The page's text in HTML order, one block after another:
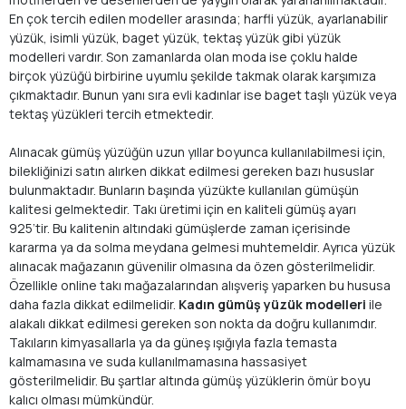
En çok tercih edilen modeller arasında; harfli yüzük, ayarlanabilir
yüzük, isimli yüzük, baget yüzük, tektaş yüzük gibi yüzük
modelleri vardır. Son zamanlarda olan moda ise çoklu halde
birçok yüzüğü birbirine uyumlu şekilde takmak olarak karşımıza
çıkmaktadır. Bunun yanı sıra evli kadınlar ise baget taşlı yüzük veya
tektaş yüzükleri tercih etmektedir.
Alınacak gümüş yüzüğün uzun yıllar boyunca kullanılabilmesi için,
bilekliğinizi satın alırken dikkat edilmesi gereken bazı hususlar
bulunmaktadır. Bunların başında yüzükte kullanılan gümüşün
kalitesi gelmektedir. Takı üretimi için en kaliteli gümüş ayarı
925’tir. Bu kalitenin altındaki gümüşlerde zaman içerisinde
kararma ya da solma meydana gelmesi muhtemeldir. Ayrıca yüzük
alınacak mağazanın güvenilir olmasına da özen gösterilmelidir.
Özellikle online takı mağazalarından alışveriş yaparken bu hususa
daha fazla dikkat edilmelidir. Kadın gümüş yüzük modelleri ile
alakalı dikkat edilmesi gereken son nokta da doğru kullanımdır.
Takıların kimyasallarla ya da güneş ışığıyla fazla temasta
kalmamasına ve suda kullanılmamasına hassasiyet
gösterilmelidir. Bu şartlar altında gümüş yüzüklerin ömür boyu
kalıcı olması mümkündür.